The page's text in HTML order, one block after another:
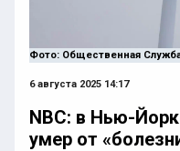
Фото: Общественная
6 августа 2025 14:17
NBC: в Нью-
умер от